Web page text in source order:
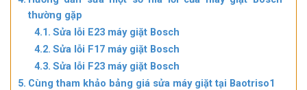
thường gặp
Sửa lỗi E23 máy giặt Bosch
Sửa lỗi F17 máy giặt Bosch
Sửa lỗi F23 máy giặt Bosch
Cùng tham khảo bảng giá sửa máy giặt tại Baotriso1